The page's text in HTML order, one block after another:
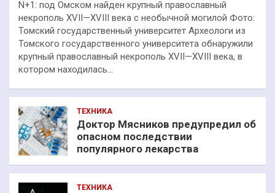
N+1: под Омском найден крупный православный
некрополь XVII—XVIII века с необычной могилой Фото:
Томский государственный университет Археологи из
Томского государственного университета обнаружили
крупный православный некрополь XVII—XVIII века, в
котором находилась…
ТЕХНИКА
Доктор Мясников предупредил об
опасном последствии
популярного лекарства
ТЕХНИКА